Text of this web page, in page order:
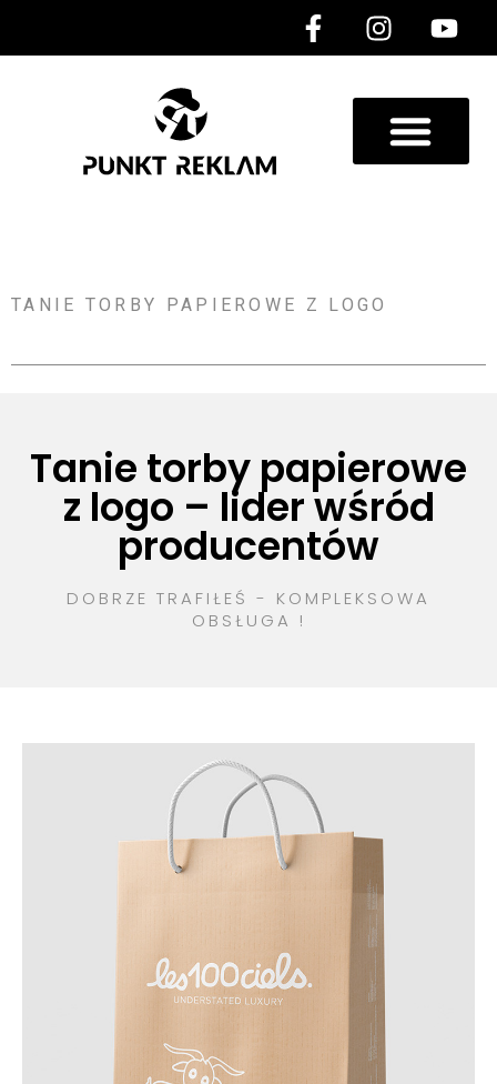
TANIE TORBY PAPIEROWE Z LOGO
Tanie torby papierowe
z logo – lider wśród
producentów
DOBRZE TRAFIŁEŚ - KOMPLEKSOWA
OBSŁUGA !